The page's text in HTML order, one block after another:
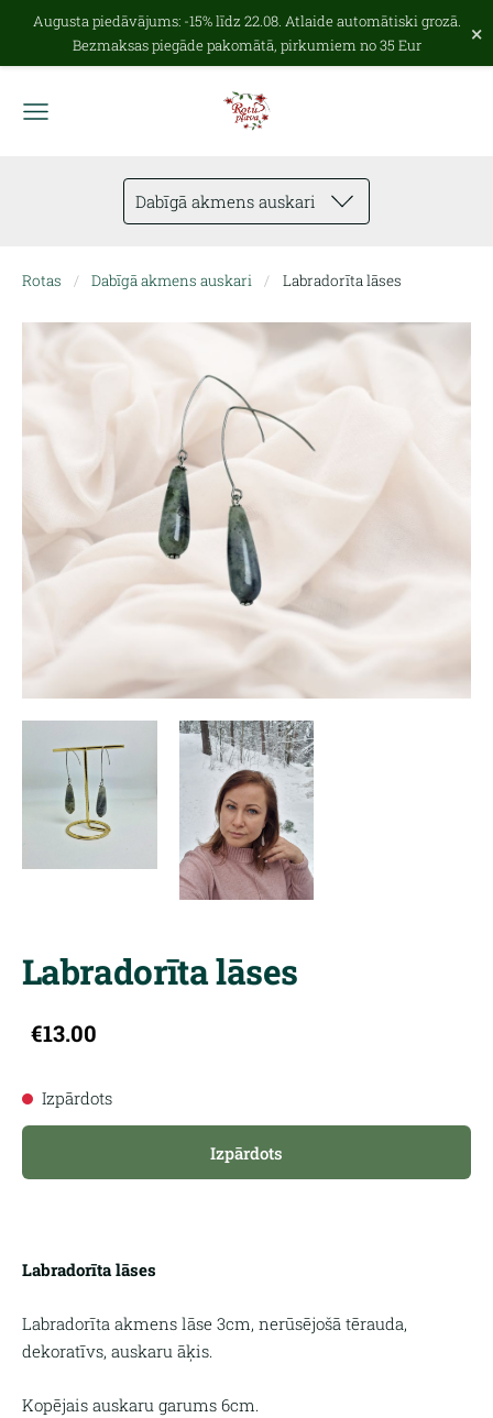
Augusta piedāvājums: -15% līdz 22.08. Atlaide automātiski grozā.
Bezmaksas piegāde pakomātā, pirkumiem no 35 Eur
×
Dabīgā akmens auskari
Rotas Dabīgā akmens auskari Labradorīta lāses
Labradorīta lāses
€13.00
Izpārdots
Izpārdots
Labradorīta lāses
Labradorīta akmens lāse 3cm, nerūsējošā tērauda,
dekoratīvs, auskaru āķis.
Kopējais auskaru garums 6cm.